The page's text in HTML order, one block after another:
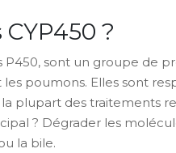
?
P450, sont un groupe de
les poumons. Elles sont
plupart des traitements
? Dégrader les
la bile.